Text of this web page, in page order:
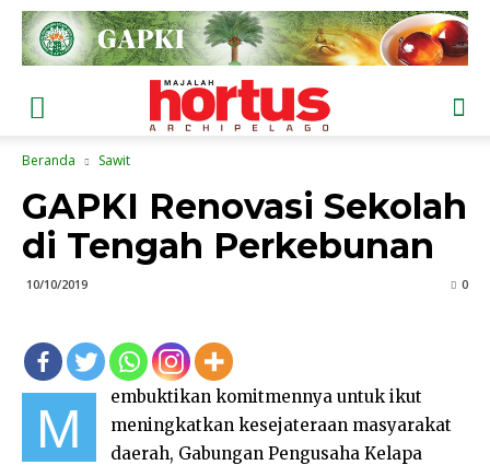
Beranda Sawit
GAPKI Renovasi Sekolah
di Tengah Perkebunan
10/10/2019 0
M
embuktikan komitmennya untuk ikut
meningkatkan kesejateraan masyarakat
daerah, Gabungan Pengusaha Kelapa